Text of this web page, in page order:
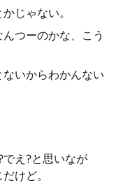
じゃない。
つーのかな、こう
いからわかんない
え?と思いなが
けど。